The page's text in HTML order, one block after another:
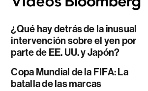
¿Qué hay detrás de la inusual
intervención sobre el yen por
parte de EE. UU. y Japón?
Copa Mundial de la FIFA: La
batalla de las marcas